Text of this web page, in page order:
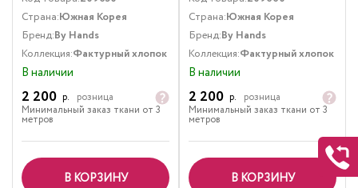
Страна:Южная Корея
Бренд:By Hands
Коллекция:Фактурный хлопок
В наличии
2 200 р.
розница
Минимальный заказ ткани от 3
метров
В КОРЗИНУ
Страна:Южная Корея
Бренд:By Hands
Коллекция:Фактурный хлопок
В наличии
2 200 р.
розница
Минимальный заказ ткани от 3
метров
В КОРЗИНУ